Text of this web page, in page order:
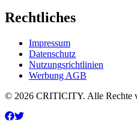
Rechtliches
Impressum
Datenschutz
Nutzungsrichtlinien
Werbung AGB
© 2026 CRITICITY. Alle Rechte